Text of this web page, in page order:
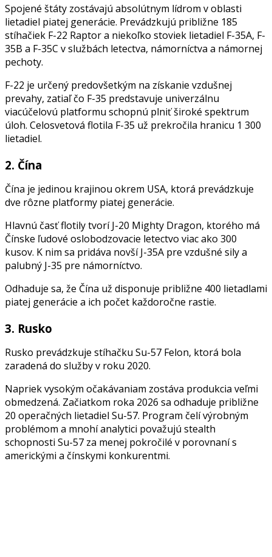
Spojené štáty zostávajú absolútnym lídrom v oblasti
lietadiel piatej generácie. Prevádzkujú približne 185
stíhačiek F-22 Raptor a niekoľko stoviek lietadiel F-35A, F-
35B a F-35C v službách letectva, námorníctva a námornej
pechoty.
F-22 je určený predovšetkým na získanie vzdušnej
prevahy, zatiaľ čo F-35 predstavuje univerzálnu
viacúčelovú platformu schopnú plniť široké spektrum
úloh. Celosvetová flotila F-35 už prekročila hranicu 1 300
lietadiel.
2. Čína
Čína je jedinou krajinou okrem USA, ktorá prevádzkuje
dve rôzne platformy piatej generácie.
Hlavnú časť flotily tvorí J-20 Mighty Dragon, ktorého má
Čínske ľudové oslobodzovacie letectvo viac ako 300
kusov. K nim sa pridáva novší J-35A pre vzdušné sily a
palubný J-35 pre námorníctvo.
Odhaduje sa, že Čína už disponuje približne 400 lietadlami
piatej generácie a ich počet každoročne rastie.
3. Rusko
Rusko prevádzkuje stíhačku Su-57 Felon, ktorá bola
zaradená do služby v roku 2020.
Napriek vysokým očakávaniam zostáva produkcia veľmi
obmedzená. Začiatkom roka 2026 sa odhaduje približne
20 operačných lietadiel Su-57. Program čelí výrobným
problémom a mnohí analytici považujú stealth
schopnosti Su-57 za menej pokročilé v porovnaní s
americkými a čínskymi konkurentmi.